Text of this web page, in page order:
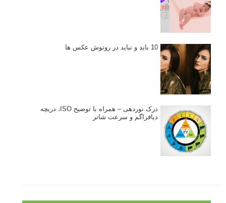
10 باید و نباید در روتوش عکس ها
درک نوردهی – همراه با توضیح ISO، دریچه
دیافراگم و سرعت شاتر